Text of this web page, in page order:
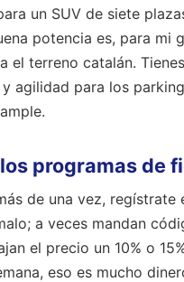
un SUV de siete
potencia es, para mi
el terreno catalán.
agilidad para los
programas de
de una vez, regístrate
a veces mandan
el precio un 10% o
eso es mucho